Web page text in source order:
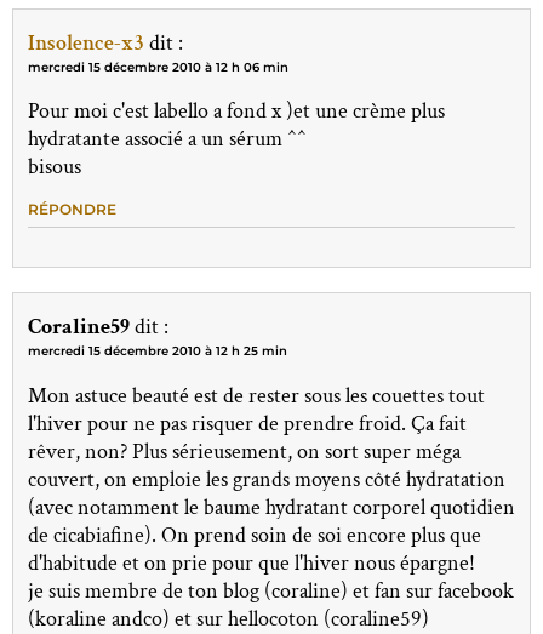
Insolence-x3 dit :
mercredi 15 décembre 2010 à 12 h 06 min
Pour moi c'est labello a fond x )et une crème plus
hydratante associé a un sérum ^^
bisous
RÉPONDRE
Coraline59dit :
mercredi 15 décembre 2010 à 12 h 25 min
Mon astuce beauté est de rester sous les couettes tout
l'hiver pour ne pas risquer de prendre froid. Ça fait
rêver, non? Plus sérieusement, on sort super méga
couvert, on emploie les grands moyens côté hydratation
(avec notamment le baume hydratant corporel quotidien
de cicabiafine). On prend soin de soi encore plus que
d'habitude et on prie pour que l'hiver nous épargne!
je suis membre de ton blog (coraline) et fan sur facebook
(koraline andco) et sur hellocoton (coraline59)